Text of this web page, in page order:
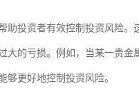
投资者有效控制投资风险
的亏损。例如，当某一贵
更好地控制投资风险。